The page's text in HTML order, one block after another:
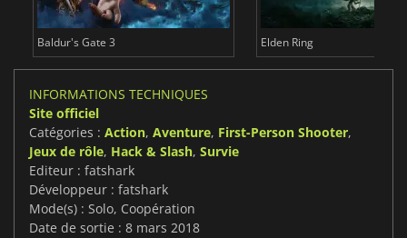
Baldur's Gate 3 Elden Ring
INFORMATIONS TECHNIQUES
Site officiel
Catégories : Action, Aventure, First-Person Shooter,
Jeux de rôle, Hack & Slash, Survie
Editeur : fatshark
Développeur : fatshark
Mode(s) : Solo, Coopération
Date de sortie : 8 mars 2018